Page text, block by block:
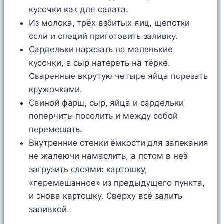
кусочки как для салата.
Из молока, трёх взбитых яиц, щепотки
соли и специй приготовить заливку.
Сардельки нарезать на маленькие
кусочки, а сыр натереть на тёрке.
Сваренные вкрутую четыре яйца порезать
кружочками.
Свиной фарш, сыр, яйца и сардельки
поперчить-посолить и между собой
перемешать.
Внутренние стенки ёмкости для запекания
не жалеючи намаслить, а потом в неё
загрузить слоями: картошку,
«перемешанное» из предыдущего пункта,
и снова картошку. Сверху всё залить
заливкой.